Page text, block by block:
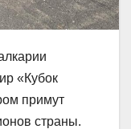
«Кубок
примут
страны.